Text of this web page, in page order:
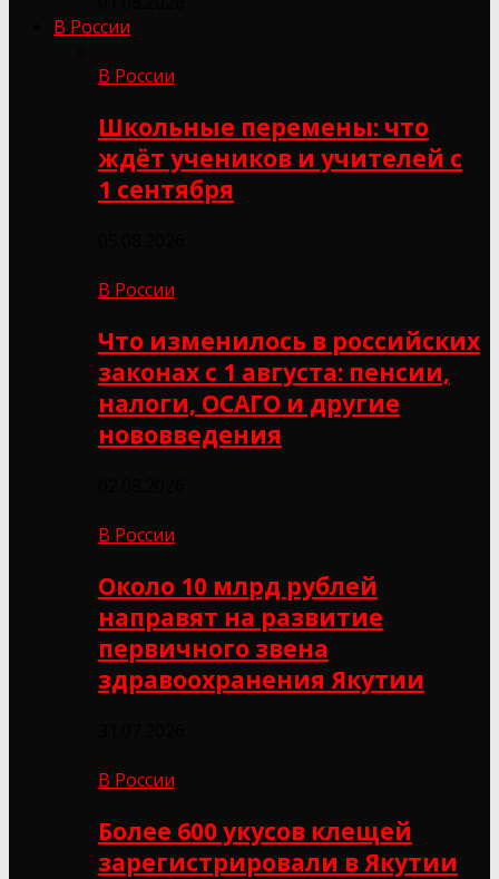
В России
В России
Школьные перемены: что
ждёт учеников и учителей с
1 сентября
В России
Что изменилось в российских
законах с 1 августа: пенсии,
налоги, ОСАГО и другие
нововведения
В России
Около 10 млрд рублей
направят на развитие
первичного звена
здравоохранения Якутии
В России
Более 600 укусов клещей
зарегистрировали в Якутии